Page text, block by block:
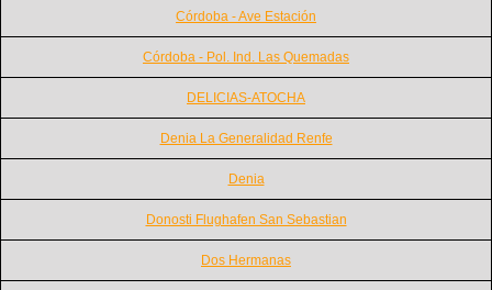
Córdoba - Ave Estación
Córdoba - Pol. Ind. Las Quemadas
DELICIAS-ATOCHA
Denia La Generalidad Renfe
Denia
Donosti Flughafen San Sebastian
Dos Hermanas